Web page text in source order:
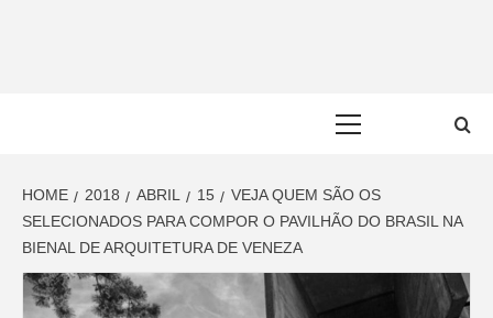
HOME 2018 ABRIL 15
VEJA QUEM SÃO OS
SELECIONADOS PARA COMPOR O PAVILHÃO DO BRASIL NA
BIENAL DE ARQUITETURA DE VENEZA